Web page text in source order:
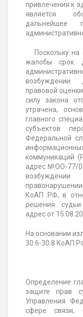
привлечения к
является
дальнейшее
Поскольку на
жалобы срок
возбуждении
правовой
силу закона
утрачена,
главного
субъектов
Федеральной
коммуникаций
адрес №ОО-77/
возбуждении
КоАП РФ, в
решения
адрес от
На основании
30.6-30.8 КоАП
Определение
защите прав
Управления
сфере связи,